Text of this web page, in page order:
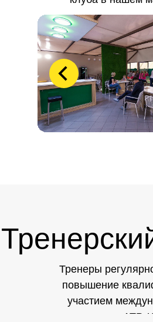
Тренеры
повышение
участием
экспертов ATP,